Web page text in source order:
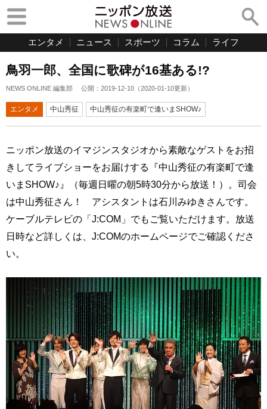
エンタメ ニュース スポーツ コラム ライフ
鳥羽一郎、全国に歌碑が16基ある!?
NEWS ONLINE 編集部 公開： 2019-12-10 （2020-01-10更新）
エンタメ 中山秀征 中山秀征の有楽町で逢いまSHOW♪
ニッポン放送のイマジンスタジオから素敵なゲストをお招
きしてライブショーをお届けする『中山秀征の有楽町で逢
いまSHOW♪』（毎週日曜の朝5時30分から放送！）。司会
は中山秀征さん！ アシスタントは石川みゆきさんです。
ケーブルテレビの「J:COM」でもご覧いただけます。放送
日時など詳しくは、J:COMのホームページでご確認くださ
い。